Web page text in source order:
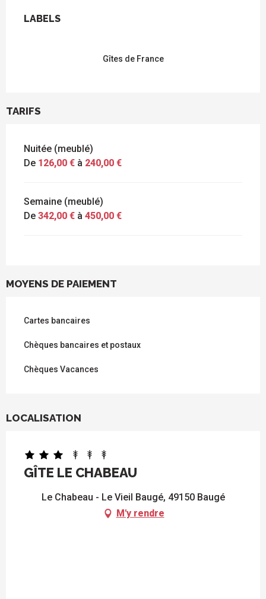
LABELS
LABELS
Gîtes de France
TARIFS
Nuitée (meublé)
De 126,00 € à 240,00 €
Semaine (meublé)
De 342,00 € à 450,00 €
MOYENS DE PAIEMENT
Cartes bancaires
Chèques bancaires et postaux
Chèques Vacances
LOCALISATION
GÎTE LE CHABEAU
Le Chabeau - Le Vieil Baugé, 49150 Baugé
M'y rendre